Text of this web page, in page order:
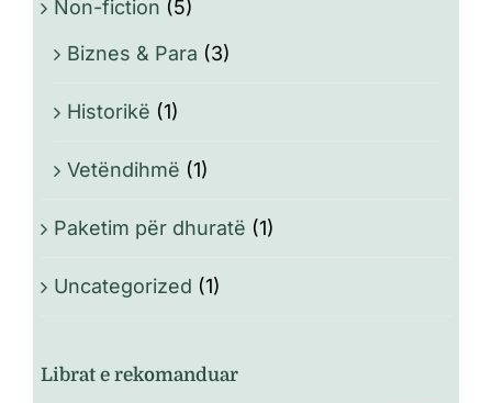
Non-fiction (5)
Biznes & Para (3)
Historikë (1)
Vetëndihmë (1)
Paketim për dhuratë (1)
Uncategorized (1)
Librat e rekomanduar